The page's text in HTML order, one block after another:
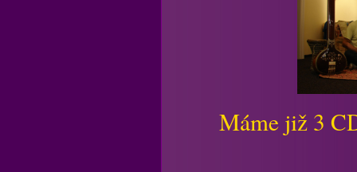
Máme již 3